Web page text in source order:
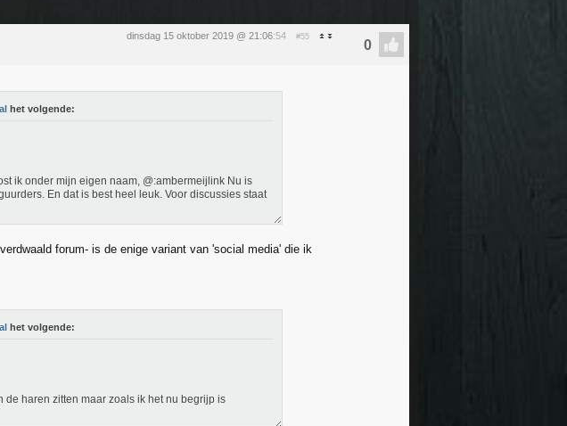
dinsdag 15 oktober 2019 @ 21:06:54 #55
het volgende:
ik onder mijn eigen naam, @:ambermeijlink Nu is
En dat is best heel leuk. Voor discussies staat
forum- is de enige variant van 'social media' die ik
het volgende:
haren zitten maar zoals ik het nu begrijp is